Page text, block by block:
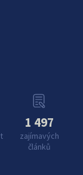
1 497
zajímavých
článků